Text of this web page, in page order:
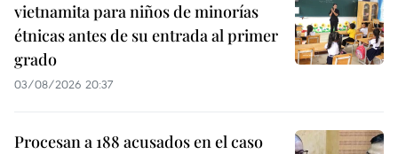
vietnamita para niños de minorías
étnicas antes de su entrada al primer
grado
03/08/2026 20:37
Procesan a 188 acusados en el caso